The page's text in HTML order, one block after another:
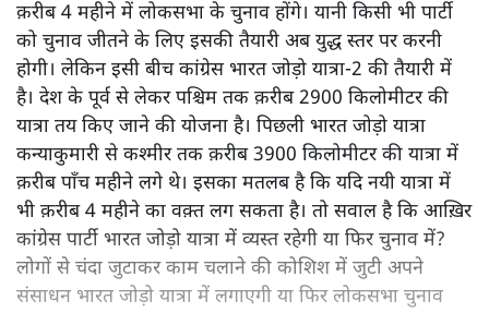
क़रीब 4 महीने में लोकसभा के चुनाव होंगे। यानी किसी भी पार्टी
को चुनाव जीतने के लिए इसकी तैयारी अब युद्ध स्तर पर करनी
होगी। लेकिन इसी बीच कांग्रेस भारत जोड़ो यात्रा-2 की तैयारी में
है। देश के पूर्व से लेकर पश्चिम तक क़रीब 2900 किलोमीटर की
यात्रा तय किए जाने की योजना है। पिछली भारत जोड़ो यात्रा
कन्याकुमारी से कश्मीर तक क़रीब 3900 किलोमीटर की यात्रा में
क़रीब पाँच महीने लगे थे। इसका मतलब है कि यदि नयी यात्रा में
भी क़रीब 4 महीने का वक़्त लग सकता है। तो सवाल है कि आख़िर
कांग्रेस पार्टी भारत जोड़ो यात्रा में व्यस्त रहेगी या फिर चुनाव में?
लोगों से चंदा जुटाकर काम चलाने की कोशिश में जुटी अपने
संसाधन भारत जोड़ो यात्रा में लगाएगी या फिर लोकसभा चुनाव